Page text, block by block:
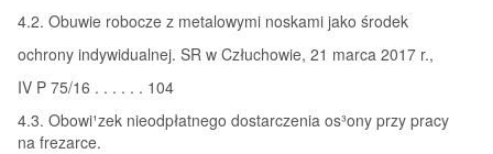
4.2. Obuwie robocze z metalowymi noskami jako środek
ochrony indywidualnej. SR w Człuchowie, 21 marca 2017 r.,
IV P 75/16 . . . . . . 104
4.3. Obowi¹zek nieodpłatnego dostarczenia os³ony przy pracy
na frezarce.